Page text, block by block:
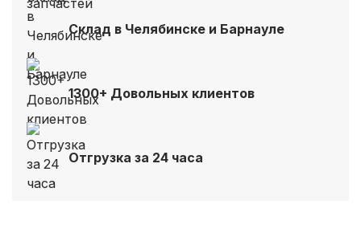
Склад в Челябинске и Барнауле
1300+ Довольных клиентов
Отгрузка за 24 часа